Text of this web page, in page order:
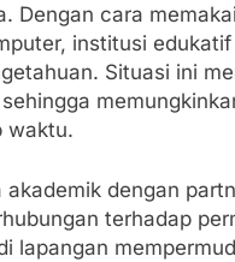
Dengan cara
institusi
Situasi ini
waktu.
dengan
terhadap
lapangan